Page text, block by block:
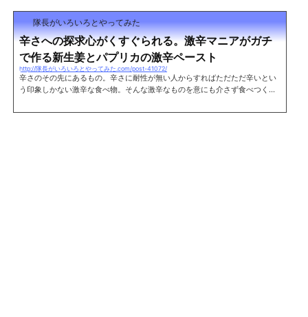
隊長がいろいろとやってみた
辛さへの探求心がくすぐられる。激辛マニアがガチ
で作る新生姜とパプリカの激辛ペースト
http://隊長がいろいろとやってみた.com/post-41072/
辛さのその先にあるもの。辛さに耐性が無い人からすればただただ辛いとい
う印象しかない激辛な食べ物。そんな激辛なものを意にも介さず食べつくし
先、辛さの向こう側にある美味さを追い求め、その真理に辿り着きたいそう